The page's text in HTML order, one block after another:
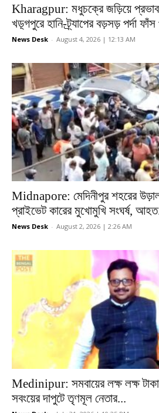
Kharagpur: মধুচক্রে জড়িয়ে
খড়্গপুরে হানি-ট্র্যাপের বড়সড় পর্দা
News Desk - August 4, 2026 | 12:13 AM
Midnapore: মেদিনীপুর শহরের
প্রাইভেট কারের মুখোমুখি সংঘর্ষ,
News Desk - August 2, 2026 | 2:26 AM
Medinipur: সমবায়ের লক্ষ লক্ষ
সবংয়ের দাপুটে তৃণমূল নেতার...